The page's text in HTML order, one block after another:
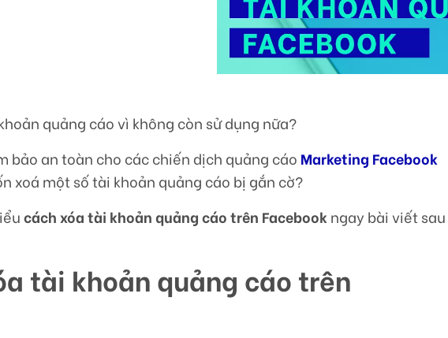
quảng cáo vì không còn sử dụng nữa?
bảo an toàn cho các chiến dịch quảng cáo Marketing Facebook
xoá một số tài khoản quảng cáo bị gắn cờ?
cách xóa tài khoản quảng cáo trên Facebookngay bài viết sau
tài khoản quảng cáo trên